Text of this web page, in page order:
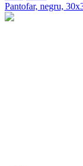
Pantofar, negru,